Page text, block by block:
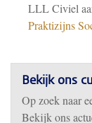
LLL Civiel
Praktizijns
Bekijk ons
Op zoek naar
Bekijk ons